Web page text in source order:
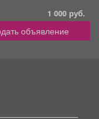
1 000 руб.
объявление